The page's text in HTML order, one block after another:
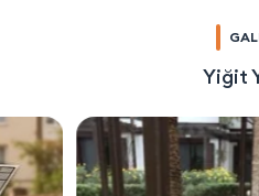
Yiğit